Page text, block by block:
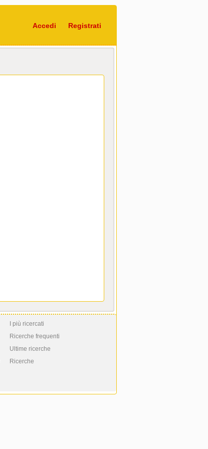
Accedi Registrati
I più ricercati
Ricerche frequenti
Ultime ricerche
Ricerche